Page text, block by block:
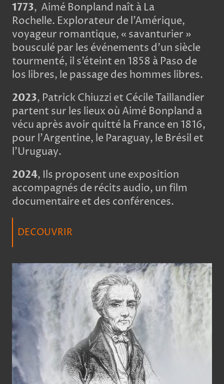
1773, Aimé Bonpland naît à La
Rochelle. Explorateur de l’Amérique,
voyageur romantique, « savanturier »
bousculé par les événements d’un siècle
tourmenté, il s’éteint en 1858 à Paso de
los libres, le passage des hommes libres.
2023, Patrick Chiuzzi et Cécile Taillandier
partent sur les lieux où Aimé Bonpland a
vécu après avoir quitté la France en 1816,
pour l'Argentine, le Paraguay, le Brésil et
l’Uruguay.
2024, Ils proposent une exposition
accompagnés de récits audio, un film
documentaire et des conférences.
DECOUVRIR